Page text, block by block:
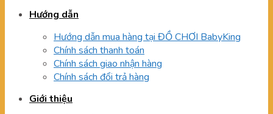
Hướng dẫn
Hướng dẫn mua hàng tại ĐỒ CHƠI BabyKing
Chính sách thanh toán
Chính sách giao nhận hàng
Chính sách đổi trả hàng
Giới thiệu